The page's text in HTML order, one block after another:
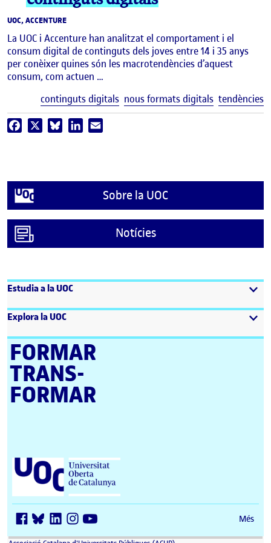
UOC, ACCENTURE
La UOC i Accenture han analitzat el comportament i el
consum digital de continguts dels joves entre 14 i 35 anys
per conèixer quines són les macrotendències d’aquest
consum, com actuen …
continguts digitals nous formats digitals tendències
Facebook BlueskyLinkedIn
Sobre la UOC
Notícies
Estudia a la UOC
Explora la UOC
FORMAR
TRANS­
FORMAR
Universitat Oberta de Catalunya (UOC)
Més